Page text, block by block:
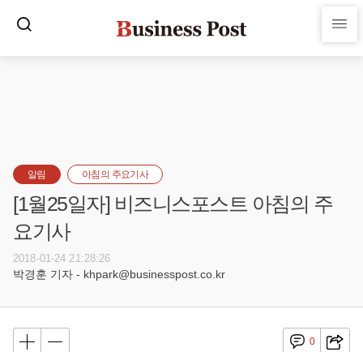
알림 아침의 주요기사
[1월25일자] 비즈니스포스트 아침의 주
요기사
2018-01-24 21:28:26
박경훈 기자 - khpark@businesspost.co.kr
0